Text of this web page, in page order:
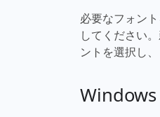
必要なフォン
してください
ントを選択し
Windows